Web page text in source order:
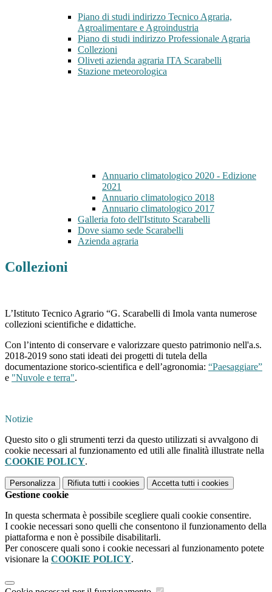
Piano di studi indirizzo Tecnico Agraria,
Agroalimentare e Agroindustria
Piano di studi indirizzo Professionale Agraria
Collezioni
Oliveti azienda agraria ITA Scarabelli
Stazione meteorologica
Annuario climatologico 2020 - Edizione
2021
Annuario climatologico 2018
Annuario climatologico 2017
Galleria foto dell'Istituto Scarabelli
Dove siamo sede Scarabelli
Azienda agraria
Collezioni
L’Istituto Tecnico Agrario “G. Scarabelli di Imola vanta numerose
collezioni scientifiche e didattiche.
Con l’intento di conservare e valorizzare questo patrimonio nell'a.s.
2018-2019 sono stati ideati dei progetti di tutela della
documentazione storico-scientifica e dell’agronomia: “Paesaggiare”
e "Nuvole e terra".
Notizie
Questo sito o gli strumenti terzi da questo utilizzati si avvalgono di
cookie necessari al funzionamento ed utili alle finalità illustrate nella
COOKIE POLICY.
Personalizza Rifiuta tutti i cookies Accetta tutti i cookies
Gestione cookie
In questa schermata è possibile scegliere quali cookie consentire.
I cookie necessari sono quelli che consentono il funzionamento della
piattaforma e non è possibile disabilitarli.
Per conoscere quali sono i cookie necessari al funzionamento potete
visionare la COOKIE POLICY.